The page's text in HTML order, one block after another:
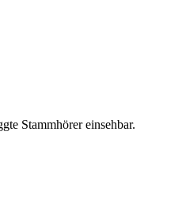
Stammhörer einsehbar.